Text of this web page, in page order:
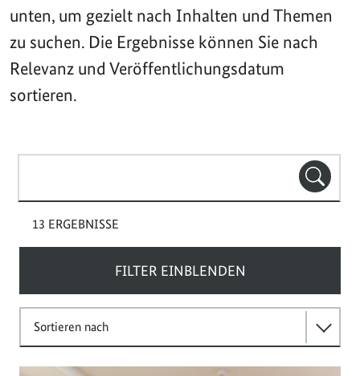
unten, um gezielt nach Inhalten und Themen
zu suchen. Die Ergebnisse können Sie nach
Relevanz und Veröffentlichungsdatum
sortieren.
13 ERGEBNISSE
FILTER EINBLENDEN
Sortieren nach